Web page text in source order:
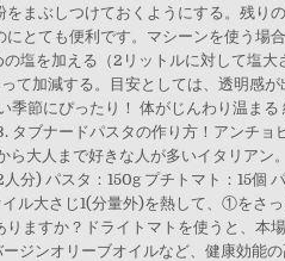
まぶしつけておくようにする。残
とても便利です。マシーンを使う
塩を加える（2リットルに対して塩
て加減する。目安としては、透明感
節にぴったり！ 体がじんわり温ま
ブナードパスタの作り方！アンチ
大人まで好きな人が多いイタリア
分) パスタ：150g プチトマト：15個
大さじ1(分量外)を熱して、①をさ
ますか？ドライトマトを使うと、
ジンオリーブオイルなど、健康効能